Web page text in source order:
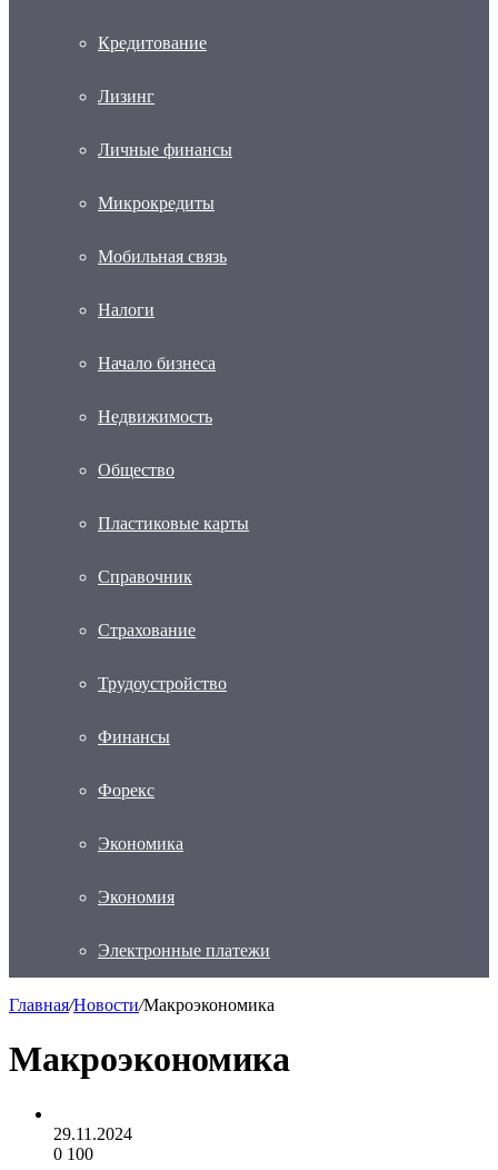
Кредитование
Лизинг
Личные финансы
Микрокредиты
Мобильная связь
Налоги
Начало бизнеса
Недвижимость
Общество
Пластиковые карты
Справочник
Страхование
Трудоустройство
Финансы
Форекс
Экономика
Экономия
Электронные платежи
Главная/Новости/Макроэкономика
Макроэкономика
29.11.2024
0 100